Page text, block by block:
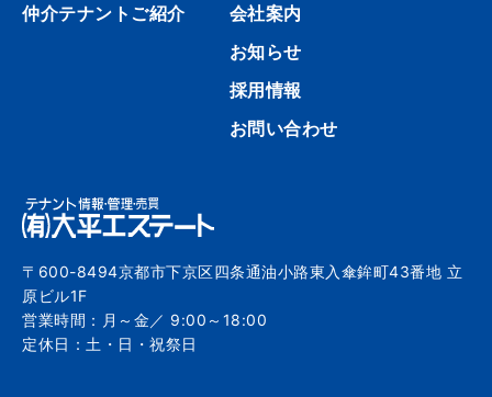
仲介テナントご紹介
会社案内
お知らせ
採用情報
お問い合わせ
〒600-8494京都市下京区四条通油小路東入傘鉾町43番地 立
原ビル1F
営業時間：月～金／ 9:00～18:00
定休日：土・日・祝祭日